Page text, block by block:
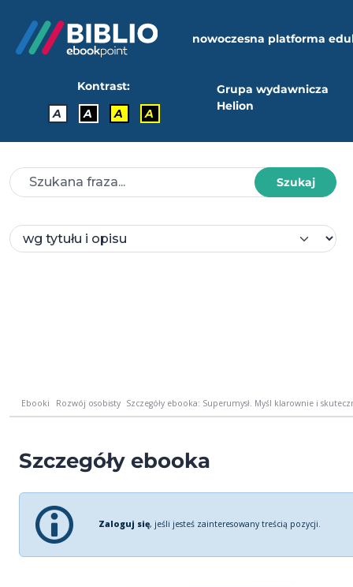
nowoczesna platforma
Kontrast:
A
A A A
Grupa wydawnicza
Helion
Szukaj
Ebooki Rozwój osobisty Szczegóły ebooka: Superumysł. Myśl klarownie i
Szczegóły ebooka
Zaloguj się, jeśli jesteś zainteresowany treścią pozycji.